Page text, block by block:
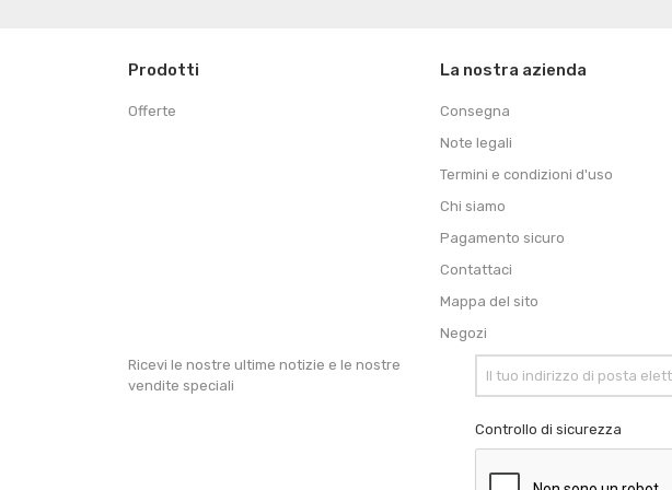
Prodotti
Offerte
La nostra azienda
Consegna
Note legali
Termini e condizioni d'uso
Chi siamo
Pagamento sicuro
Contattaci
Mappa del sito
Negozi
Ricevi le nostre ultime notizie e le nostre
vendite speciali
Controllo di sicurezza